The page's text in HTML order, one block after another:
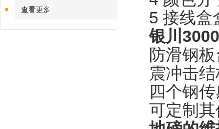
查看更多
5 接线盒
银川
防滑钢
震冲击
四个钢
可定制